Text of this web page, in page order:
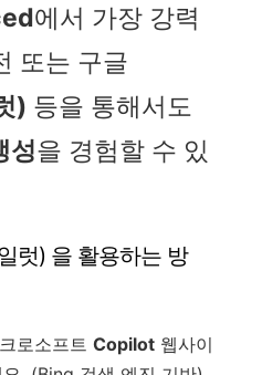
에서 가장 강력
또는 구글
) 등을 통해서도
성을 경험할 수 있
럿) 을 활용하는 방
로소프트 Copilot 웹사이